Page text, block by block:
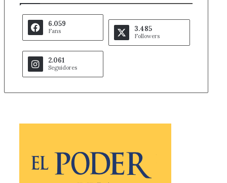
6.059
Fans 3.485
Followers
2.061
Seguidores